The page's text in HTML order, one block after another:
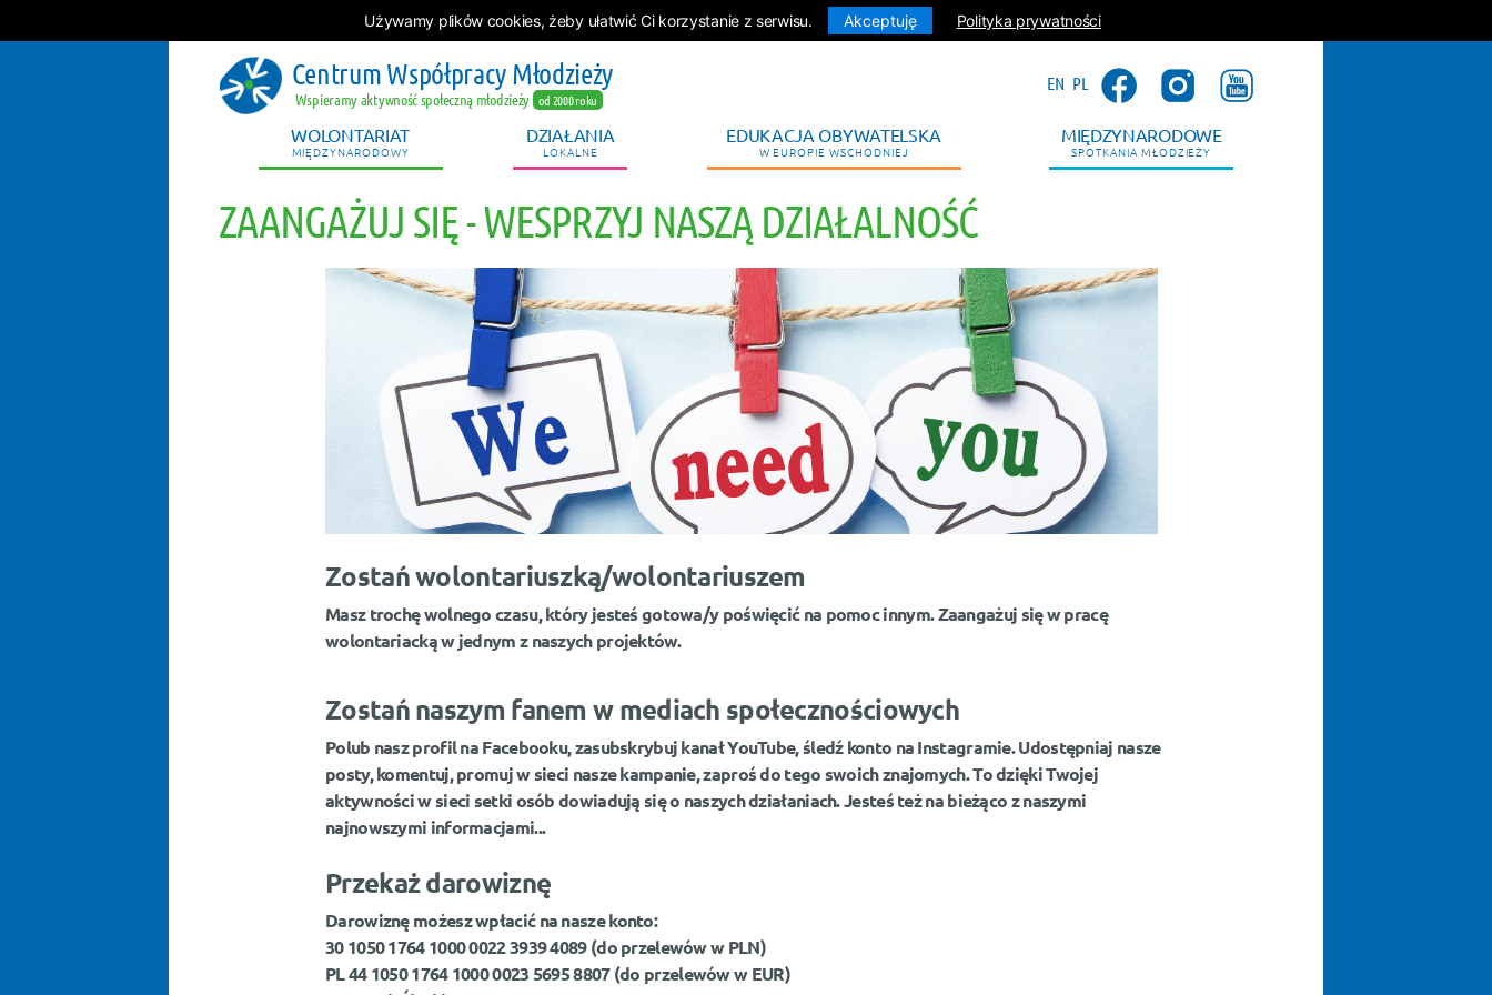
Używamy plików cookies, żeby ułatwić Ci korzystanie z serwisu. Akceptuję Polityka prywatności
Centrum Współpracy Młodzieży
Wspieramy aktywność społeczną młodzieży od 2000 roku
EN PL
WOLONTARIAT
MIĘDZYNARODOWY
DZIAŁANIA
LOKALNE
EDUKACJA OBYWATELSKA
W EUROPIE WSCHODNIEJ
MIĘDZYNARODOWE
SPOTKANIA MŁODZIEŻY
ZAANGAŻUJ SIĘ - WESPRZYJ NASZĄ DZIAŁALNOŚĆ
Zostań wolontariuszką/wolontariuszem
Masz trochę wolnego czasu, który jesteś gotowa/y poświęcić na pomoc innym.Zaangażujsię w pracę
wolontariacką w jednym z naszych projektów.
Zostań naszym fanem w mediach społecznościowych
Polub nasz profil na Facebooku, zasubskrybuj kanał YouTube, śledź konto na Instagramie. Udostępniaj nasze
posty, komentuj, promuj w sieci nasze kampanie, zaproś do tego swoich znajomych. To dzięki Twojej
aktywności w sieci setki osób dowiadują się o naszych działaniach. Jesteś też na bieżąco z naszymi
najnowszymi informacjami...
Przekaż darowiznę
Darowiznę możesz wpłacić na nasze konto:
30 1050 1764 1000 0022 3939 4089 (do przelewów w PLN)
PL 44 1050 1764 1000 0023 5695 8807(do przelewów w EUR)